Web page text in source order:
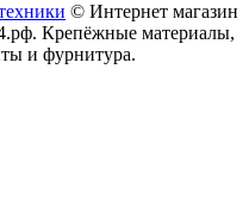
© Интернет магазин
Крепёжные материалы,
и фурнитура.